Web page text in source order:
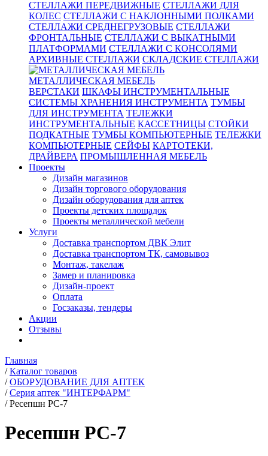
СТЕЛЛАЖИ ПЕРЕДВИЖНЫЕ СТЕЛЛАЖИ ДЛЯ
КОЛЕС СТЕЛЛАЖИ С НАКЛОННЫМИ ПОЛКАМИ
СТЕЛЛАЖИ СРЕДНЕГРУЗОВЫЕ СТЕЛЛАЖИ
ФРОНТАЛЬНЫЕ СТЕЛЛАЖИ С ВЫКАТНЫМИ
ПЛАТФОРМАМИ СТЕЛЛАЖИ С КОНСОЛЯМИ
АРХИВНЫЕ СТЕЛЛАЖИ СКЛАДСКИЕ СТЕЛЛАЖИ
МЕТАЛЛИЧЕСКАЯ МЕБЕЛЬ
ВЕРСТАКИ ШКАФЫ ИНСТРУМЕНТАЛЬНЫЕ
СИСТЕМЫ ХРАНЕНИЯ ИНСТРУМЕНТА ТУМБЫ
ДЛЯ ИНСТРУМЕНТА ТЕЛЕЖКИ
ИНСТРУМЕНТАЛЬНЫЕ КАССЕТНИЦЫ СТОЙКИ
ПОДКАТНЫЕ ТУМБЫ КОМПЬЮТЕРНЫЕ ТЕЛЕЖКИ
КОМПЬЮТЕРНЫЕ СЕЙФЫ КАРТОТЕКИ,
ДРАЙВЕРА ПРОМЫШЛЕННАЯ МЕБЕЛЬ
Проекты
Дизайн магазинов
Дизайн торгового оборудования
Дизайн оборудования для аптек
Проекты детских площадок
Проекты металлической мебели
Услуги
Доставка транспортом ДВК Элит
Доставка транспортом ТК, самовывоз
Монтаж, такелаж
Замер и планировка
Дизайн-проект
Оплата
Госзаказы, тендеры
Акции
Отзывы
Главная
/ Каталог товаров
/ ОБОРУДОВАНИЕ ДЛЯ АПТЕК
/ Серия аптек "ИНТЕРФАРМ"
/ Ресепшн РС-7
Ресепшн РС-7